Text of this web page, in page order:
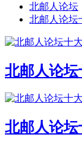
北邮人论坛
北邮人论坛
北邮人论坛
北邮人论坛